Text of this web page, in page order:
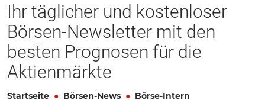
Ihr täglicher und kostenloser
Börsen-Newsletter mit den
besten Prognosen für die
Aktienmärkte
Startseite Börsen-News
Börse-Intern